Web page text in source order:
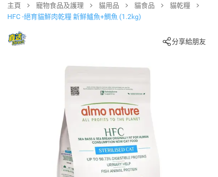
主頁 寵物食品及護理 貓用品 貓食品
貓乾糧
HFC -絕育貓鮮肉乾糧 新鮮鱸魚+鯛魚 (1.2kg)
分享給朋友